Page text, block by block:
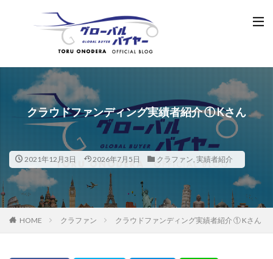
クラウドファンディング実績者紹介 ① Kさん
2021年12月3日 2026年7月5日 クラファン, 実績者紹介
HOME クラファン クラウドファンディング実績者紹介 ① Kさん